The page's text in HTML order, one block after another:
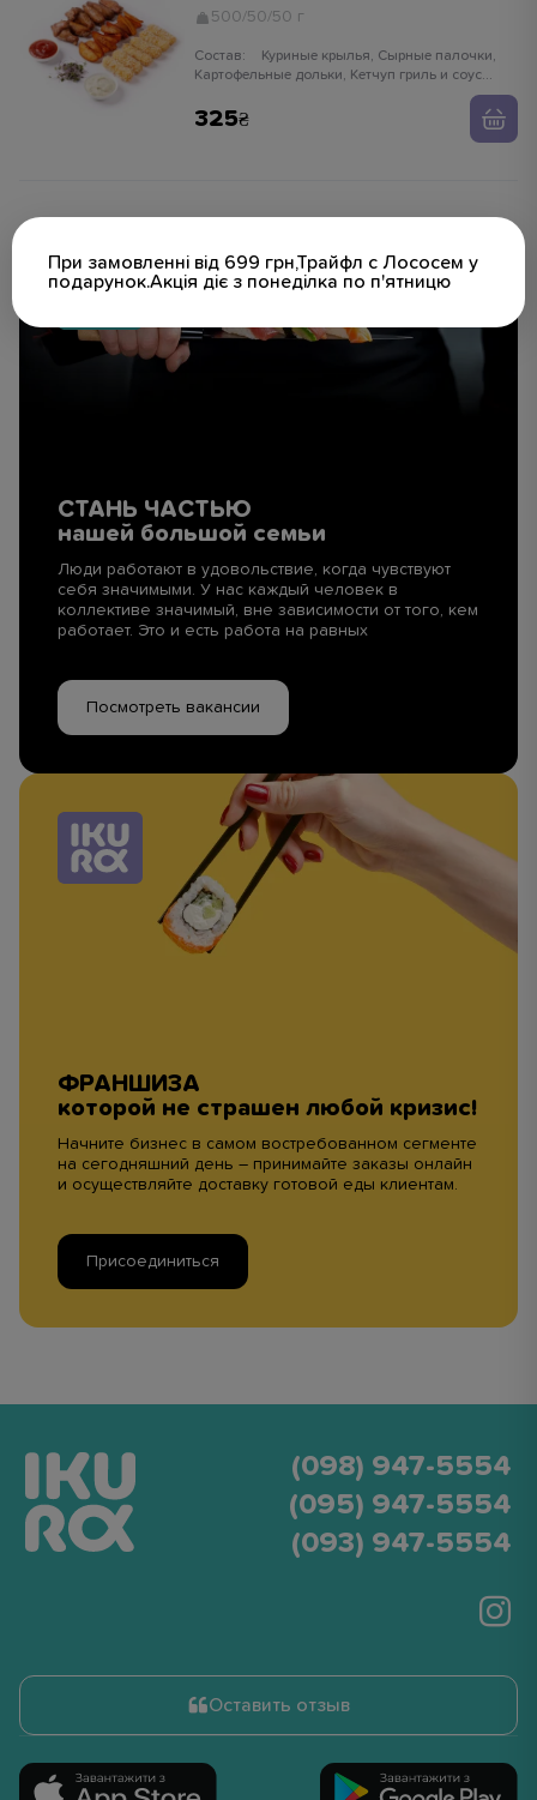
При замовленні від 699 грн,Трайфл с Лососем у
подарунок.Акція діє з понеділка по п'ятницю
500/50/50 г
Состав:
Картофельные дольки, Кетчуп гриль и соус
325
ФРАНШИЗА
которой не страшен любой кризис!
Начните бизнес в самом востребованном сегменте
на сегодняшний день – принимайте заказы онлайн
и осуществляйте доставку готовой еды клиентам.
Присоединиться
СТАНЬ ЧАСТЬЮ
нашей большой семьи
Люди работают в удовольствие, когда чувствуют
себя значимыми. У нас каждый человек в
коллективе значимый, вне зависимости от того, кем
работает. Это и есть работа на равных
Посмотреть вакансии
(098) 947-5554
(095) 947-5554
(093) 947-5554
Оставить отзыв